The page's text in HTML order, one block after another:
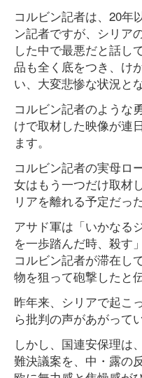
コルビン記者は、20年
ン記者ですが、シリア
した中で最悪だと話し
品も全く底をつき、け
い、大変悲惨な状況と
コルビン記者のような
けで取材した映像が連
ます。
コルビン記者の実母ロ
女はもう一つだけ取材
リアを離れる予定だっ
アサド軍は「いかなる
を一歩踏んだ時、殺す
コルビン記者が滞在し
物を狙って砲撃したと
昨年来、シリアで起こ
ら批判の声があがって
しかし、国連安保理は
難決議案を、中・露の